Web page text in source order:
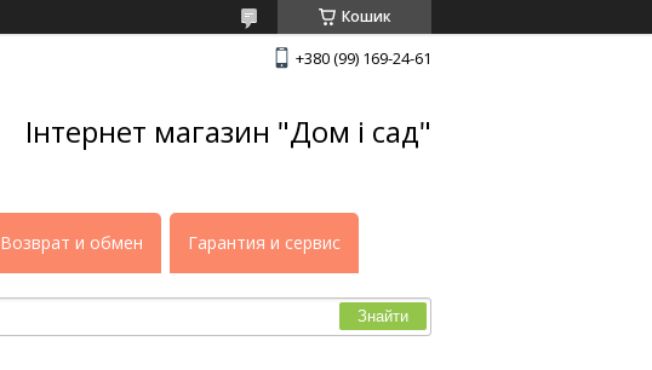
Кошик
+380 (99) 169-24-61
Інтернет магазин "Дом і сад"
Возврат и обмен Гарантия и сервис
Знайти